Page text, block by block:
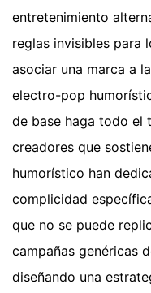
entretenimiento
reglas invisibles para
asociar una marca a
electro-pop
de base haga todo el
creadores que
humorístico han
complicidad
que no se puede
campañas genéricas
diseñando una